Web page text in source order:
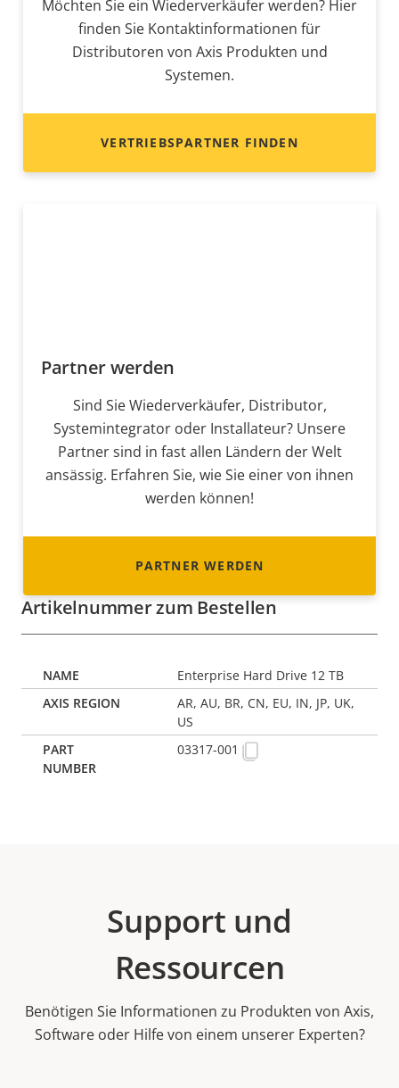
Möchten Sie ein Wiederverkäufer werden? Hier
finden Sie Kontaktinformationen für
Distributoren von Axis Produkten und
Systemen.
VERTRIEBSPARTNER FINDEN
Partner werden
Sind Sie Wiederverkäufer, Distributor,
Systemintegrator oder Installateur? Unsere
Partner sind in fast allen Ländern der Welt
ansässig. Erfahren Sie, wie Sie einer von ihnen
werden können!
PARTNER WERDEN
Artikelnummer zum Bestellen
Enterprise Hard Drive 12 TB
AR, AU, BR, CN, EU, IN, JP, UK,
US
03317-001
Support und
Ressourcen
Benötigen Sie Informationen zu Produkten von Axis,
Software oder Hilfe von einem unserer Experten?